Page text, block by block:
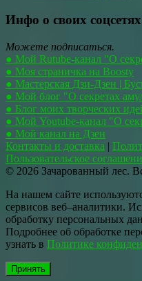
Инфо о своих
Можете подписаться.
● Мой Rutube-канал "О
● Моя страничка на Boosty
● Мастерская Дзи-Дзен |
● Мой блог "О секретах
● Блог моих творческих
● Мой Youtube-канал "О
● Мой канал на Дзен
Контакты и доставка |
Пользовательское
© 2026 Зачарованный лес.
На нашем сайте
сервисов веб–аналитики.
обработку персональных
Подробнее об обработке
узнать в Политике
Принять